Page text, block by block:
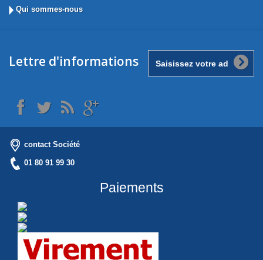
Qui sommes-nous
Lettre d'informations
contact Société
01 80 91 99 30
Paiements